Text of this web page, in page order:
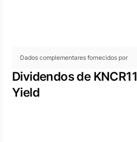
Dados complementares fornecidos por
Dividendos de KNCR11
Yield